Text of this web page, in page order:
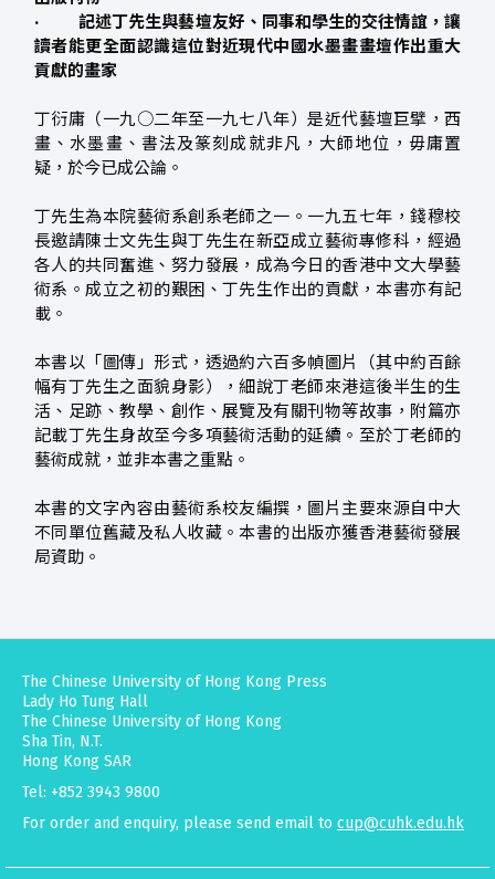
· 記述丁先生與藝壇友好、同事和學生的交往情誼，讓
讀者能更全面認識這位對近現代中國水墨畫畫壇作出重大
貢獻的畫家
丁衍庸（一九○二年至一九七八年）是近代藝壇巨擘，西
畫、水墨畫、書法及篆刻成就非凡，大師地位，毋庸置
疑，於今已成公論。
丁先生為本院藝術系創系老師之一。一九五七年，錢穆校
長邀請陳士文先生與丁先生在新亞成立藝術專修科，經過
各人的共同奮進、努力發展，成為今日的香港中文大學藝
術系。成立之初的艱困、丁先生作出的貢獻，本書亦有記
載。
本書以「圖傳」形式，透過約六百多幀圖片（其中約百餘
幅有丁先生之面貌身影），細說丁老師來港這後半生的生
活、足跡、教學、創作、展覽及有關刊物等故事，附篇亦
記載丁先生身故至今多項藝術活動的延續。至於丁老師的
藝術成就，並非本書之重點。
本書的文字內容由藝術系校友編撰，圖片主要來源自中大
不同單位舊藏及私人收藏。本書的出版亦獲香港藝術發展
局資助。
The Chinese University of Hong Kong Press
Lady Ho Tung Hall
The Chinese University of Hong Kong
Sha Tin, N.T.
Hong Kong SAR
Tel: +852 3943 9800
For order and enquiry, please send email to cup@cuhk.edu.hk